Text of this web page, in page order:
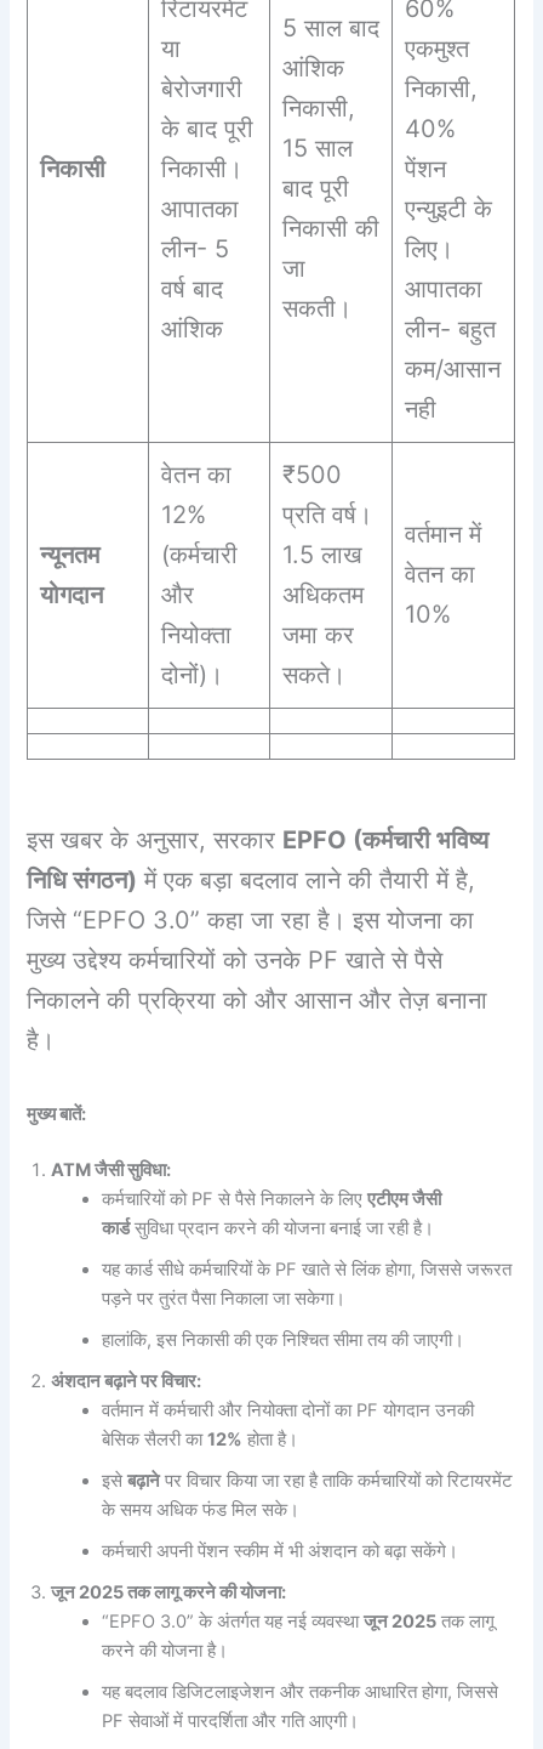
निकासी
रिटायरमेंट
या
बेरोजगारी
के बाद पूरी
निकासी।
आपातका
लीन- 5
वर्ष बाद
आंशिक
5 साल बाद
आंशिक
निकासी,
15 साल
बाद पूरी
निकासी की
जा
सकती।
60%
एकमुश्त
निकासी,
40%
पेंशन
एन्युइटी के
लिए।
आपातका
लीन- बहुत
कम/आसान
नही
न्यूनतम
योगदान
वेतन का
12%
(कर्मचारी
और
नियोक्ता
दोनों)।
₹500
प्रति वर्ष।
1.5 लाख
अधिकतम
जमा कर
सकते।
वर्तमान में
वेतन का
10%
इस खबर के अनुसार, सरकार EPFO (कर्मचारी भविष्य
निधि संगठन) में एक बड़ा बदलाव लाने की तैयारी में है,
जिसे “EPFO 3.0” कहा जा रहा है। इस योजना का
मुख्य उद्देश्य कर्मचारियों को उनके PF खाते से पैसे
निकालने की प्रक्रिया को और आसान और तेज़ बनाना
है।
मुख्य बातें:
ATM जैसी सुविधा:
कर्मचारियों को PF से पैसे निकालने के लिएएटीएम जैसी
कार्डसुविधा प्रदान करने की योजना बनाई जा रही है।
यह कार्ड सीधे कर्मचारियों के PF खाते से लिंक होगा, जिससे जरूरत
पड़ने पर तुरंत पैसा निकाला जा सकेगा।
हालांकि, इस निकासी की एक निश्चित सीमा तय की जाएगी।
अंशदान बढ़ाने पर विचार:
वर्तमान में कर्मचारी और नियोक्ता दोनों का PF योगदान उनकी
बेसिक सैलरी का12% होता है।
इसेबढ़ानेपर विचार किया जा रहा है ताकि कर्मचारियों को रिटायरमेंट
के समय अधिक फंड मिल सके।
कर्मचारी अपनी पेंशन स्कीम में भी अंशदान को बढ़ा सकेंगे।
जून 2025 तक लागू करने की योजना:
“EPFO 3.0” के अंतर्गत यह नई व्यवस्थाजून 2025 तक लागू
करने की योजना है।
यह बदलाव डिजिटलाइजेशन और तकनीक आधारित होगा, जिससे
PF सेवाओं में पारदर्शिता और गति आएगी।